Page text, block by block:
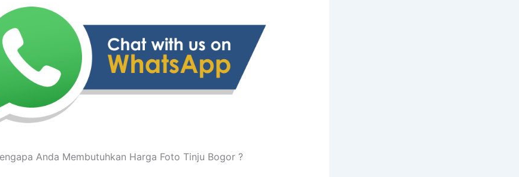
Anda Membutuhkan Harga Foto Tinju Bogor ?